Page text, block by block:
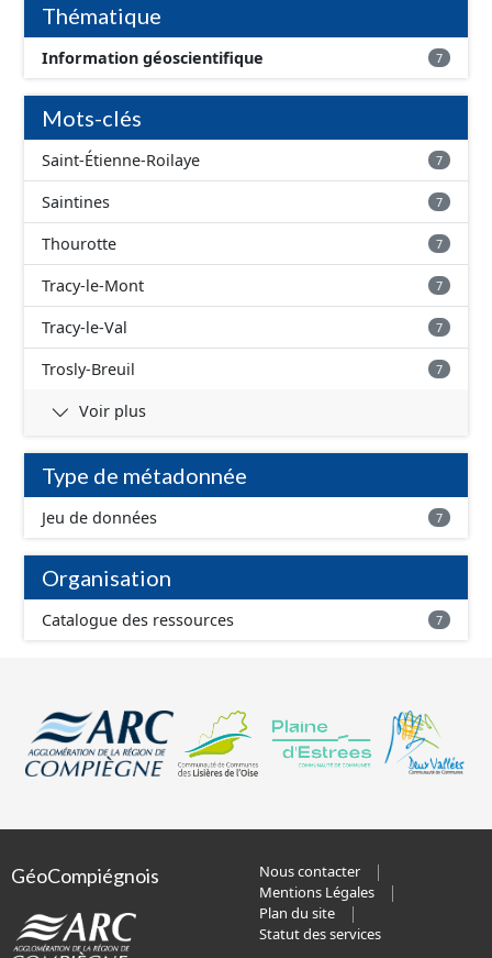
d'inondation, avec une fiabilité inconnue
Thématique
Information géoscientifique 7
Mots-clés
Saint-Étienne-Roilaye 7
Saintines 7
Thourotte 7
Tracy-le-Mont 7
Tracy-le-Val 7
Trosly-Breuil 7
Voir plus
Type de métadonnée
Jeu de données 7
Organisation
Catalogue des ressources 7
GéoCompiégnois
Nous contacter
Mentions Légales
Plan du site
Statut des services